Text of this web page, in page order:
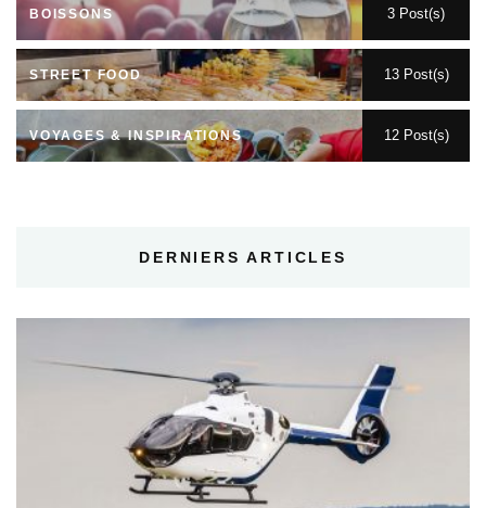
BOISSONS 3 Post(s)
STREET FOOD 13 Post(s)
VOYAGES & INSPIRATIONS 12 Post(s)
DERNIERS ARTICLES